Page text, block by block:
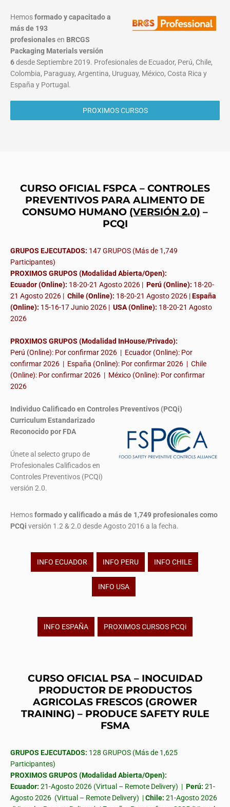
Hemosformado y capacitado a
más de 193
profesionalesen BRCGS
Packaging Materialsversión
6desde Septiembre 2019. Profesionales de Ecuador, Perú, Chile,
Colombia, Paraguay, Argentina, Uruguay, México, Costa Rica y
España y Portugal.
PROXIMOS CURSOS
CURSO OFICIAL FSPCA – CONTROLES
PREVENTIVOS PARA ALIMENTO DE
CONSUMO HUMANO (VERSIÓN 2.0) –
PCQI
GRUPOS EJECUTADOS: 147 GRUPOS (Más de 1,749
Participantes)
PROXIMOS GRUPOS (Modalidad Abierta/Open):
Ecuador (Online): 18-20-21 Agosto 2026 | Perú (Online): 18-20-
21 Agosto 2026 | Chile (Online): 18-20-21 Agosto 2026 |España
(Online): 15-16-17 Junio 2026 | USA (Online): 18-20-21 Agosto
2026
PROXIMOS GRUPOS (Modalidad InHouse/Privado):
Perú (Online): Por confirmar 2026 | Ecuador (Online): Por
confirmar 2026 | España (Online): Por confirmar 2026 | Chile
(Online): Por confirmar 2026 | México (Online): Por confirmar
2026
Individuo Calificado en Controles Preventivos (PCQi)
Curriculum Estandarizado
Reconocido por FDA
Únete al selecto grupo de
Profesionales Calificados en
Controles Preventivos (PCQi)
versión 2.0.
Hemosformado y calificado a más de 1,749 profesionalescomo
PCQi versión 1.2 & 2.0 desde Agosto 2016 a la fecha.
INFO ECUADOR INFO PERU INFO CHILE
INFO USA
INFO ESPAÑA PROXIMOS CURSOS PCQi
CURSO OFICIAL PSA – INOCUIDAD
PRODUCTOR DE PRODUCTOS
AGRICOLAS FRESCOS (GROWER
TRAINING) – PRODUCE SAFETY RULE
FSMA
GRUPOS EJECUTADOS: 128 GRUPOS (Más de 1,625
Participantes)
PROXIMOS GRUPOS (Modalidad Abierta/Open):
Ecuador: 21-Agosto 2026 (Virtual – Remote Delivery) | Perú: 21-
Agosto 2026 (Virtual – Remote Delivery) |Chile: 21-Agosto 2026